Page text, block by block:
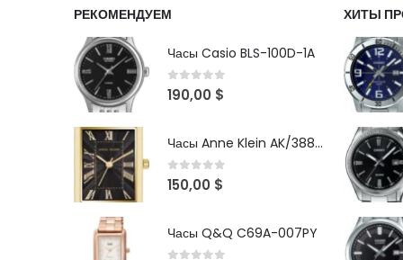
РЕКОМЕНДУЕМ
Часы Casio BLS-100D-1A
0out of 5
190,00 $
Часы Anne Klein AK/3882BKGB
0out of 5
150,00 $
Часы Q&Q C69A-007PY
ХИТЫ